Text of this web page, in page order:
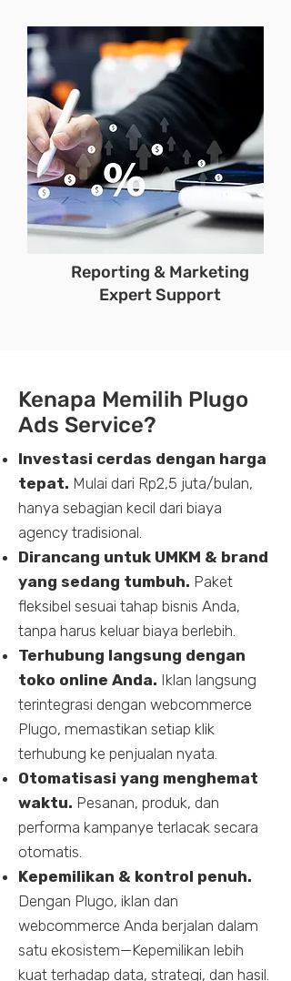
Reporting & Marketing
Expert Support
Kenapa Memilih Plugo
Ads Service?
Investasi cerdas dengan harga
tepat. Mulai dari Rp2,5 juta/bulan,
hanya sebagian kecil dari biaya
agency tradisional.
Dirancang untuk UMKM & brand
yang sedang tumbuh. Paket
fleksibel sesuai tahap bisnis Anda,
tanpa harus keluar biaya berlebih.
Terhubung langsung dengan
toko online Anda. Iklan langsung
terintegrasi dengan webcommerce
Plugo, memastikan setiap klik
terhubung ke penjualan nyata.
Otomatisasi yang menghemat
waktu. Pesanan, produk, dan
performa kampanye terlacak secara
otomatis.
Kepemilikan & kontrol penuh.
Dengan Plugo, iklan dan
webcommerce Anda berjalan dalam
satu ekosistem—Kepemilikan lebih
kuat terhadap data, strategi, dan hasil.